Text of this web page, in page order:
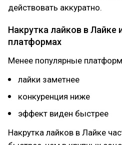
действовать аккуратно.
Накрутка лайков в Лайке
платформах
Менее популярные
лайки заметнее
конкуренция ниже
эффект виден быстрее
Накрутка лайков в Лайке